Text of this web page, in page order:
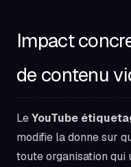
Impact
de contenu
LeYouTube
modifie la donne sur
toute organisation